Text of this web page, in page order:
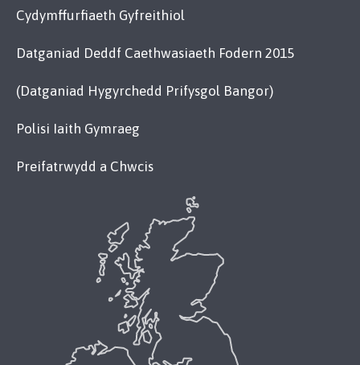
Cydymffurfiaeth Gyfreithiol
Datganiad Deddf Caethwasiaeth Fodern 2015
(Datganiad Hygyrchedd Prifysgol Bangor)
Polisi Iaith Gymraeg
Preifatrwydd a Chwcis